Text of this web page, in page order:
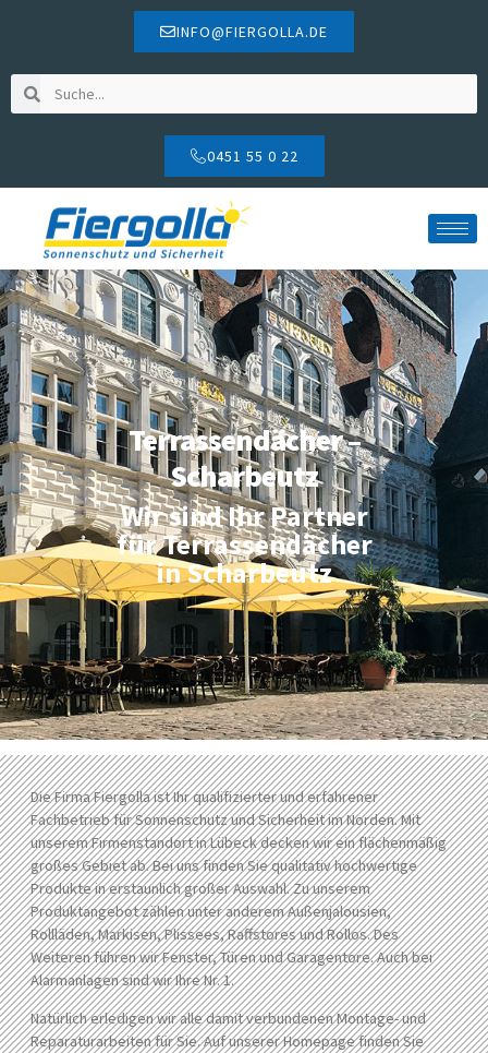
INFO@FIERGOLLA.DE
0451 55 0 22
Terrassendächer –
Scharbeutz
Wir sind Ihr Partner
für Terrassendächer
in Scharbeutz
Die Firma Fiergolla ist Ihr qualifizierter und erfahrener
Fachbetrieb für Sonnenschutz und Sicherheit im Norden. Mit
unserem Firmenstandort in Lübeck decken wir ein flächenmäßig
großes Gebiet ab. Bei uns finden Sie qualitativ hochwertige
Produkte in erstaunlich großer Auswahl. Zu unserem
Produktangebot zählen unter anderem Außenjalousien,
Rollläden, Markisen, Plissees, Raffstores und Rollos. Des
Weiteren führen wir Fenster, Türen und Garagentore. Auch bei
Alarmanlagen sind wir Ihre Nr. 1.
Natürlich erledigen wir alle damit verbundenen Montage- und
Reparaturarbeiten für Sie. Auf unserer Homepage finden Sie